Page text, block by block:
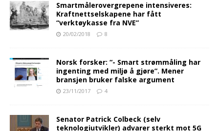
Smartmålerovergrepene intensiveres:
Kraftnettselskapene har fått
“verktøykasse fra NVE”
20/02/2018 8
Norsk forsker: “- Smart strømmåling har
ingenting med miljø å gjøre”. Mener
bransjen bruker falske argument
23/11/2017 4
Senator Patrick Colbeck (selv
teknologiutvikler) advarer sterkt mot 5G